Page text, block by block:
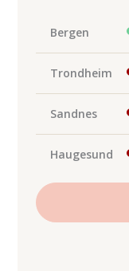
Bergen
Trondheim
Sandnes
Haugesund